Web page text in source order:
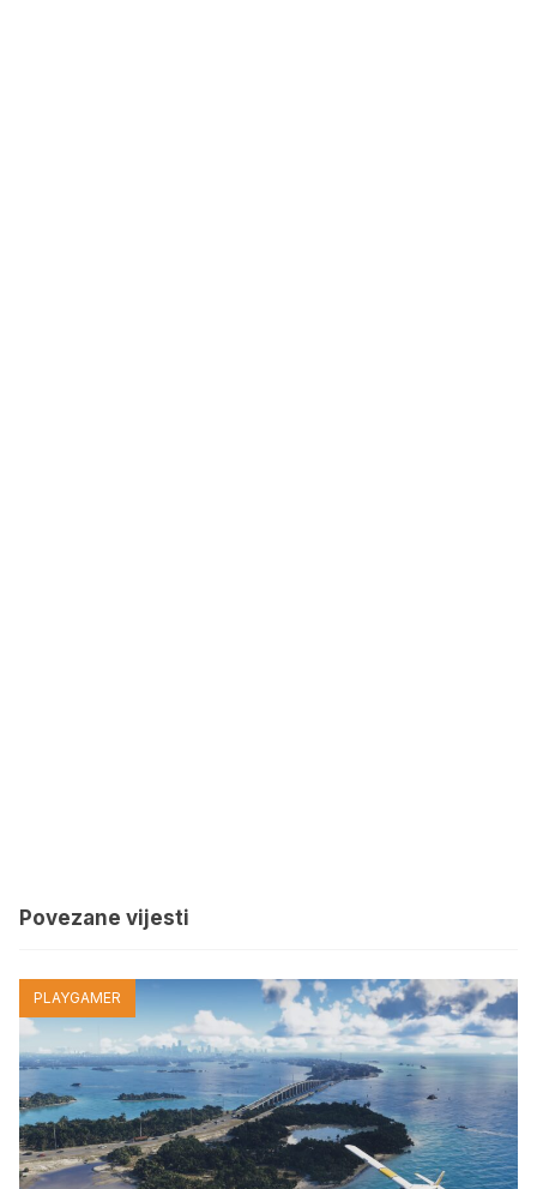
Povezane vijesti
PLAYGAMER